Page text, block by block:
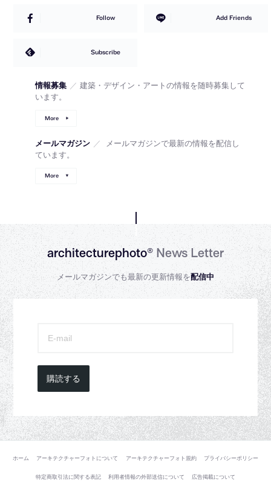
Follow Add Friends
Subscribe
情報募集 ／ 建築・デザイン・アートの情報を随時募集して
います。
More
メールマガジン ／
メールマガジンで最新の情報を配信し
ています。
More
architecturephoto®News Letter
メールマガジンでも最新の更新情報を配信中
購読する
ホーム アーキテクチャーフォトについて アーキテクチャーフォト規約 プライバシーポリシー
特定商取引法に関する表記 利用者情報の外部送信について 広告掲載について